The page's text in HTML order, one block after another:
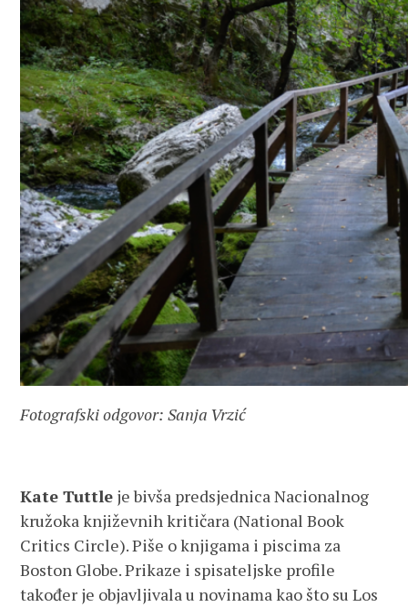
Fotografski odgovor: Sanja Vrzić
Kate Tuttle je bivša predsjednica Nacionalnog
kružoka književnih kritičara (National Book
Critics Circle). Piše o knjigama i piscima za
Boston Globe. Prikaze i spisateljske profile
također je objavljivala u novinama kao što su Los